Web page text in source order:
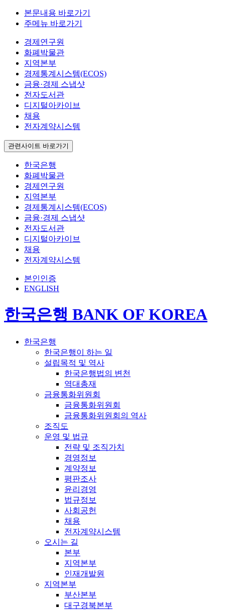
본문내용 바로가기
주메뉴 바로가기
경제연구원
화폐박물관
지역본부
경제통계시스템(ECOS)
금융·경제 스냅샷
전자도서관
디지털아카이브
채용
전자계약시스템
관련사이트 바로가기
한국은행
화폐박물관
경제연구원
지역본부
경제통계시스템(ECOS)
금융·경제 스냅샷
전자도서관
디지털아카이브
채용
전자계약시스템
본인인증
ENGLISH
한국은행 BANK OF KOREA
한국은행
한국은행이 하는 일
설립목적 및 역사
한국은행법의 변천
역대총재
금융통화위원회
금융통화위원회
금융통화위원회의 역사
조직도
운영 및 법규
전략 및 조직가치
경영정보
계약정보
평판조사
윤리경영
법규정보
사회공헌
채용
전자계약시스템
오시는 길
본부
지역본부
인재개발원
지역본부
부산본부
대구경북본부